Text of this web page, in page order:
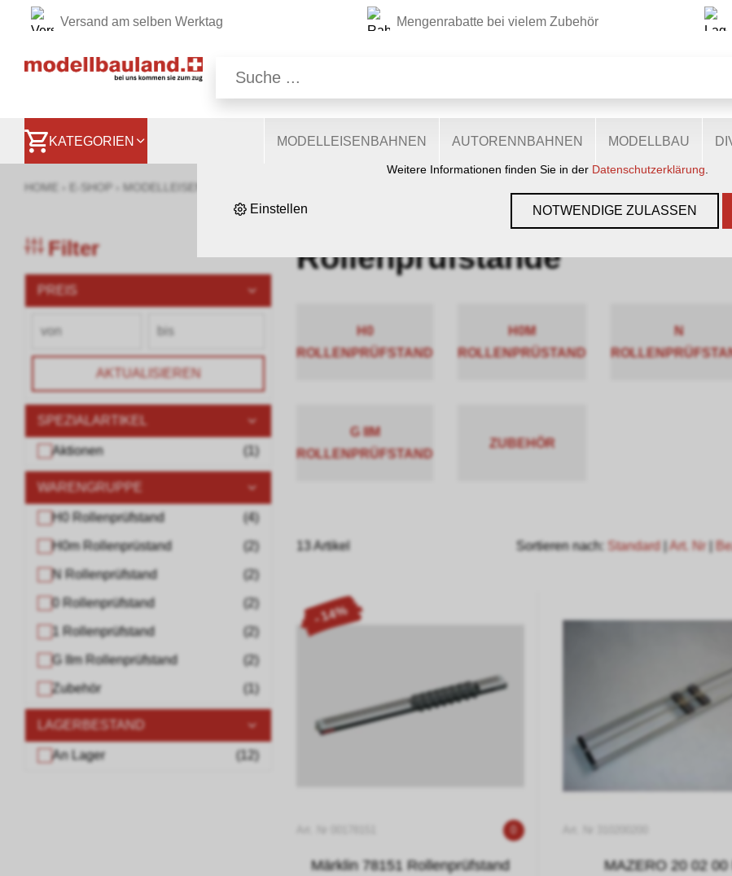
Versand am selben Werktag Mengenrabatte bei vielem Zubehör
KATEGORIEN MODELLEISENBAHNEN AUTORENNBAHNEN MODELLBAU
HOME E-SHOP MODELLEISENBAHNEN
Filter
PREIS
AKTUALISIEREN
SPEZIALARTIKEL
Aktionen ( )
WARENGRUPPE
H0 Rollenprüfstand (4 )
H0m Rollenprüstand (2 )
N Rollenprüfstand (2 )
0 Rollenprüfstand (2 )
1 Rollenprüfstand (2 )
G IIm Rollenprüfstand (2 )
Zubehör ( )
LAGERBESTAND
An Lager ( 12 )
Rollenprüfstände
H0
ROLLENPRÜFSTAND
H0M
ROLLENPRÜSTAND
N
G IIM
ROLLENPRÜFSTAND
ZUBEHÖR
Sortieren nach: Standard |Art. Nr
13 Artikel
- 14%
Märklin 78151 Rollenprüfstand
MAZERO 20 02 00
Wir nutzen auf unserer Website verschiedene Cookies: Einige sind notwendig für
Website, andere ermöglichen Ihnen mehr Funktionalitäten, und noch andere helfen
zugestimmt, nutzen anonymisierte, personenbezogene Daten.
Weitere Informationen finden Sie in der Datenschutzerklärung
Einstellen NOTWENDIGE ZULASSEN